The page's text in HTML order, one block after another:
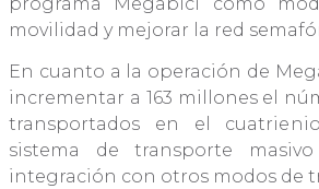
movilidad y mejorar la red
En cuanto a la operación de
incrementar a 163 millones el
transportados en el
sistema de transporte
integración con otros modos de